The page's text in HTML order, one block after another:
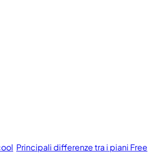
Principali differenze tra i piani Free